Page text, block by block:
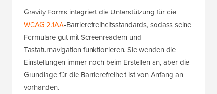
Gravity Forms integriert die Unterstützung für die
WCAG 2.1AA-Barrierefreiheitsstandards, sodass seine
Formulare gut mit Screenreadern und
Tastaturnavigation funktionieren. Sie wenden die
Einstellungen immer noch beim Erstellen an, aber die
Grundlage für die Barrierefreiheit ist von Anfang an
vorhanden.